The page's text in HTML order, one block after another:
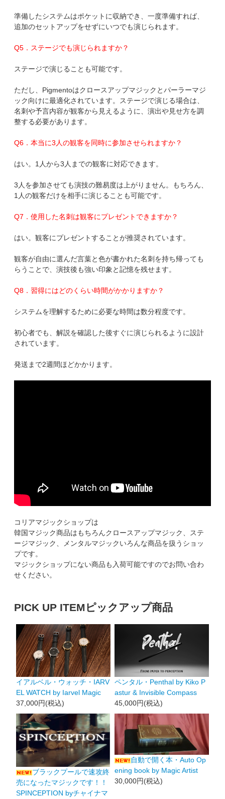
準備したシステムはポケットに収納でき、一度準備すれば、
追加のセットアップをせずにいつでも演じられます。
Q5．ステージでも演じられますか？
ステージで演じることも可能です。
ただし、Pigmentoはクロースアップマジックとパーラーマジ
ック向けに最適化されています。ステージで演じる場合は、
名刺や予言内容が観客から見えるように、演出や見せ方を調
整する必要があります。
Q6．本当に3人の観客を同時に参加させられますか？
はい。1人から3人までの観客に対応できます。
3人を参加させても演技の難易度は上がりません。もちろん、
1人の観客だけを相手に演じることも可能です。
Q7．使用した名刺は観客にプレゼントできますか？
はい。観客にプレゼントすることが推奨されています。
観客が自由に選んだ言葉と色が書かれた名刺を持ち帰っても
らうことで、演技後も強い印象と記憶を残せます。
Q8．習得にはどのくらい時間がかかりますか？
システムを理解するために必要な時間は数分程度です。
初心者でも、解説を確認した後すぐに演じられるように設計
されています。
発送まで2週間ほどかかります。
コリアマジックショップは
韓国マジック商品はもちろんクロースアップマジック、ステ
ージマジック、メンタルマジックいろんな商品を扱うショッ
プです。
マジックショップにない商品も入荷可能ですのでお問い合わ
せください。
PICK UP ITEM ピックアップ商品
イアルベル・ウォッチ・IARV
EL WATCH by Iarvel Magic
37,000円(税込)
ペンタル・Penthal by Kiko P
astur & Invisible Compass
45,000円(税込)
ブラックプールで速攻終
売になったマジックです！！
SPINCEPTION byチャイナマ
自動で開く本・Auto Op
ening book by Magic Artist
30,000円(税込)